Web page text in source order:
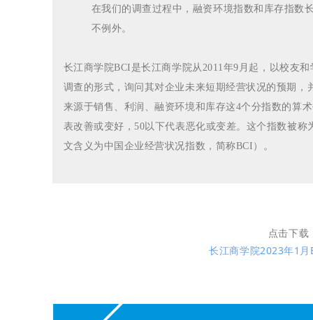
在我们的调查过程中，融资环境指数和库存指数
不例外。
长江商学院BCI是长江商学院从2011年9月起，以校友
调查的形式，询问其对企业未来短期经营状况的预期
来源于销售、利润、融资环境和库存这4个分指数的算
表改善或变好，50以下代表恶化或变差。这个指数被称
文含义为中国企业经营状况指数，简称BCI）。
点击下载
长江商学院2023年1